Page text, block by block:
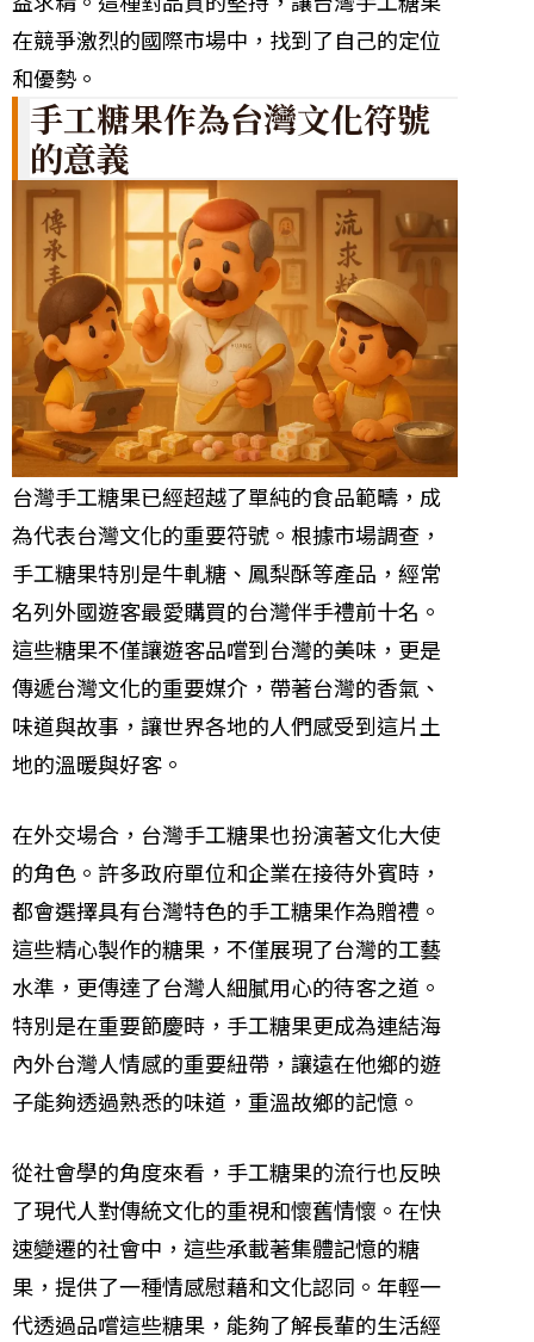
在競爭激烈的國際市場中，找到了自己的定位
和優勢。
手工糖果作為台灣文化符號
的意義
台灣手工糖果已經超越了單純的食品範疇，成
為代表台灣文化的重要符號。根據市場調查，
手工糖果特別是牛軋糖、鳳梨酥等產品，經常
名列外國遊客最愛購買的台灣伴手禮前十名。
這些糖果不僅讓遊客品嚐到台灣的美味，更是
傳遞台灣文化的重要媒介，帶著台灣的香氣、
味道與故事，讓世界各地的人們感受到這片土
地的溫暖與好客。
在外交場合，台灣手工糖果也扮演著文化大使
的角色。許多政府單位和企業在接待外賓時，
都會選擇具有台灣特色的手工糖果作為贈禮。
這些精心製作的糖果，不僅展現了台灣的工藝
水準，更傳達了台灣人細膩用心的待客之道。
特別是在重要節慶時，手工糖果更成為連結海
內外台灣人情感的重要紐帶，讓遠在他鄉的遊
子能夠透過熟悉的味道，重溫故鄉的記憶。
從社會學的角度來看，手工糖果的流行也反映
了現代人對傳統文化的重視和懷舊情懷。在快
速變遷的社會中，這些承載著集體記憶的糖
果，提供了一種情感慰藉和文化認同。年輕一
代透過品嚐這些糖果，能夠了解長輩的生活經